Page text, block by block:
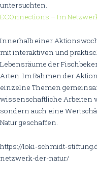
ECOnnections – Im
Innerhalb einer
mit interaktiven und
Lebensräume der
Arten. Im Rahmen der
einzelne Themen
wissenschaftliche Arbeiten
sondern auch eine
Natur geschaffen.
https://loki-schmidt-
netzwerk-der-natur/